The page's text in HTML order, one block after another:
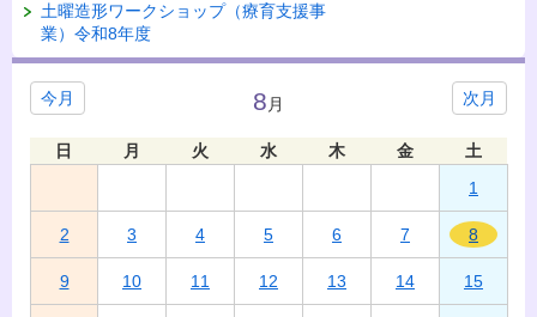
土曜造形ワークショップ（療育支援事
業）令和8年度
今月 次月
8 月
日 月 火 水 木 金
土
1
2 3 4 5 6 7 8
9 10 11 12 13 14 15